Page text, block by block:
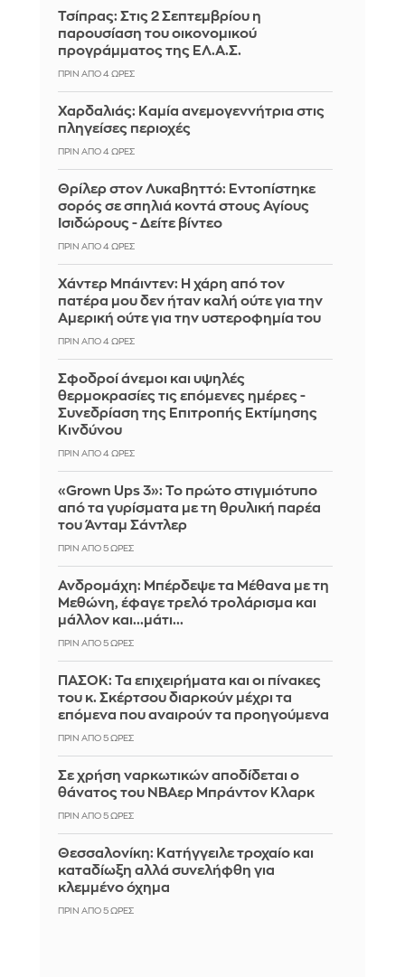
Τσίπρας: Στις 2 Σεπτεμβρίου η
παρουσίαση του οικονομικού
προγράμματος της ΕΛ.Α.Σ.
ΠΡΙΝ ΑΠΌ 4 ΏΡΕΣ
Χαρδαλιάς: Καμία ανεμογεννήτρια στις
πληγείσες περιοχές
ΠΡΙΝ ΑΠΌ 4 ΏΡΕΣ
Θρίλερ στον Λυκαβηττό: Εντοπίστηκε
σορός σε σπηλιά κοντά στους Αγίους
Ισιδώρους - Δείτε βίντεο
ΠΡΙΝ ΑΠΌ 4 ΏΡΕΣ
Χάντερ Μπάιντεν: Η χάρη από τον
πατέρα μου δεν ήταν καλή ούτε για την
Αμερική ούτε για την υστεροφημία του
ΠΡΙΝ ΑΠΌ 4 ΏΡΕΣ
Σφοδροί άνεμοι και υψηλές
θερμοκρασίες τις επόμενες ημέρες -
Συνεδρίαση της Επιτροπής Εκτίμησης
Κινδύνου
ΠΡΙΝ ΑΠΌ 4 ΏΡΕΣ
«Grown Ups 3»: Το πρώτο στιγμιότυπο
από τα γυρίσματα με τη θρυλική παρέα
του Άνταμ Σάντλερ
ΠΡΙΝ ΑΠΌ 5 ΏΡΕΣ
Ανδρομάχη: Μπέρδεψε τα Μέθανα με τη
Μεθώνη, έφαγε τρελό τρολάρισμα και
μάλλον και...μάτι...
ΠΡΙΝ ΑΠΌ 5 ΏΡΕΣ
ΠΑΣΟΚ: Τα επιχειρήματα και οι πίνακες
του κ. Σκέρτσου διαρκούν μέχρι τα
επόμενα που αναιρούν τα προηγούμενα
ΠΡΙΝ ΑΠΌ 5 ΏΡΕΣ
Σε χρήση ναρκωτικών αποδίδεται ο
θάνατος του ΝΒΑερ Μπράντον Κλαρκ
ΠΡΙΝ ΑΠΌ 5 ΏΡΕΣ
Θεσσαλονίκη: Κατήγγειλε τροχαίο και
καταδίωξη αλλά συνελήφθη για
κλεμμένο όχημα
ΠΡΙΝ ΑΠΌ 5 ΏΡΕΣ